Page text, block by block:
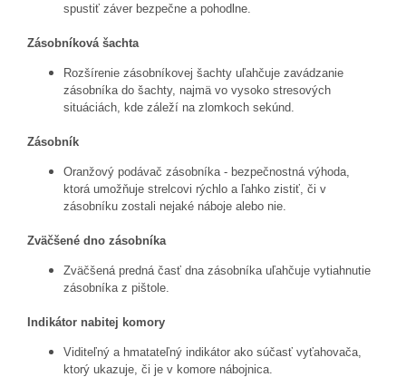
spustiť záver bezpečne a pohodlne.
Zásobníková šachta
Rozšírenie zásobníkovej šachty uľahčuje zavádzanie
zásobníka do šachty, najmä vo vysoko stresových
situáciách, kde záleží na zlomkoch sekúnd.
Zásobník
Oranžový podávač zásobníka - bezpečnostná výhoda,
ktorá umožňuje strelcovi rýchlo a ľahko zistiť, či v
zásobníku zostali nejaké náboje alebo nie.
Zväčšené dno zásobníka
Zväčšená predná časť dna zásobníka uľahčuje vytiahnutie
zásobníka z pištole.
Indikátor nabitej komory
Viditeľný a hmatateľný indikátor ako súčasť vyťahovača,
ktorý ukazuje, či je v komore nábojnica.